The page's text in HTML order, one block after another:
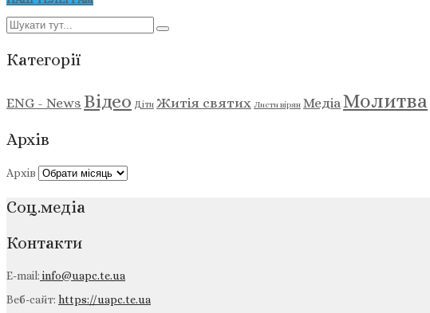
Категорії
ENG - News Відео Діти Житія святих Листи вірян МедіаМолитва
Архів
Архів
Соц.медіа
Контакти
E-mail:info@uapc.te.ua
Веб-сайт: https://uapc.te.ua